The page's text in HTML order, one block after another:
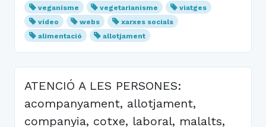
veganisme
vegetarianisme
viatges
vídeo
webs
xarxes socials
alimentació
allotjament
ATENCIÓ A LES PERSONES:
acompanyament, allotjament,
companyia, cotxe, laboral, malalts,